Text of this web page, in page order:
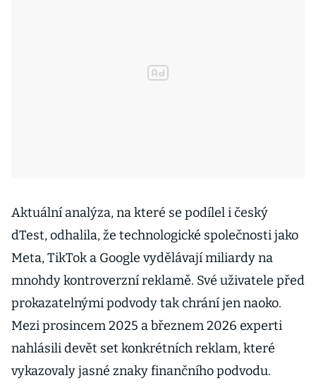
Aktuální analýza, na které se podílel i český
dTest, odhalila, že technologické společnosti jako
Meta, TikTok a Google vydělávají miliardy na
mnohdy kontroverzní reklamě. Své uživatele před
prokazatelnými podvody tak chrání jen naoko.
Mezi prosincem 2025 a březnem 2026 experti
nahlásili devět set konkrétních reklam, které
vykazovaly jasné znaky finančního podvodu.